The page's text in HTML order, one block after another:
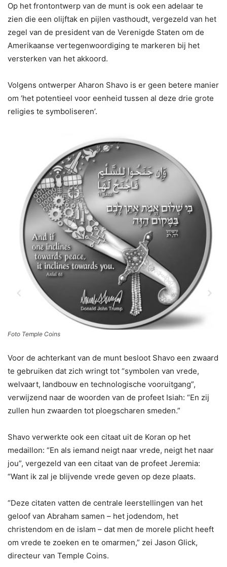
Op het frontontwerp van de munt is ook een adelaar te
zien die een olijftak en pijlen vasthoudt, vergezeld van het
zegel van de president van de Verenigde Staten om de
Amerikaanse vertegenwoordiging te markeren bij het
versterken van het akkoord.
Volgens ontwerper Aharon Shavo is er geen betere manier
om ‘het potentieel voor eenheid tussen al deze drie grote
religies te symboliseren’.
Foto Temple Coins
Voor de achterkant van de munt besloot Shavo een zwaard
te gebruiken dat zich wringt tot “symbolen van vrede,
welvaart, landbouw en technologische vooruitgang”,
verwijzend naar de woorden van de profeet Isiah: “En zij
zullen hun zwaarden tot ploegscharen smeden.”
Shavo verwerkte ook een citaat uit de Koran op het
medaillon: “En als iemand neigt naar vrede, neigt het naar
jou”, vergezeld van een citaat van de profeet Jeremia:
“Want ik zal je blijvende vrede geven op deze plaats.
“Deze citaten vatten de centrale leerstellingen van het
geloof van Abraham samen – het jodendom, het
christendom en de islam – dat men de morele plicht heeft
om vrede te zoeken en te omarmen,” zei Jason Glick,
directeur van Temple Coins.